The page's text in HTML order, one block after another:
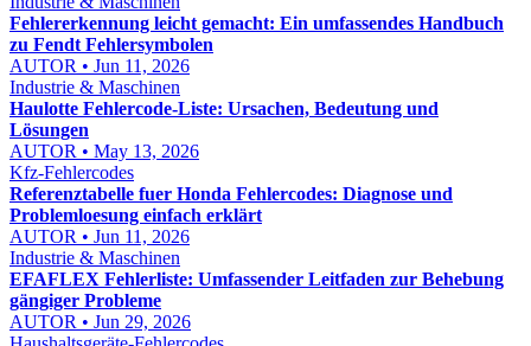
Fehlererkennung leicht gemacht: Ein umfassendes Handbuch
zu Fendt Fehlersymbolen
AUTOR • Jun 11, 2026
Industrie & Maschinen
Haulotte Fehlercode-Liste: Ursachen, Bedeutung und
Lösungen
AUTOR • May 13, 2026
Kfz-Fehlercodes
Referenztabelle fuer Honda Fehlercodes: Diagnose und
Problemloesung einfach erklärt
AUTOR • Jun 11, 2026
Industrie & Maschinen
EFAFLEX Fehlerliste: Umfassender Leitfaden zur Behebung
gängiger Probleme
AUTOR • Jun 29, 2026